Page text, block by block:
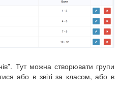
Тут можна створювати групи
або в звіті за класом, або в